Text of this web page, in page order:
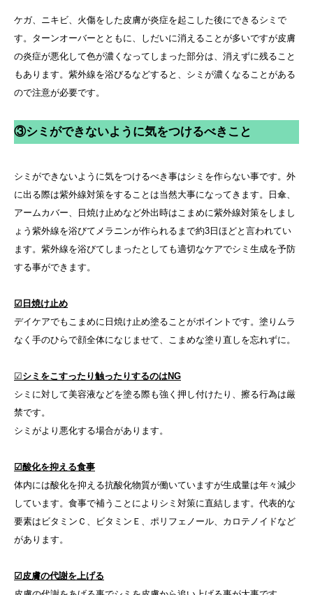
ケガ、ニキビ、火傷をした皮膚が炎症を起こした後にできるシミで
す。ターンオーバーとともに、しだいに消えることが多いですが皮膚
の炎症が悪化して色が濃くなってしまった部分は、消えずに残ること
もあります。紫外線を浴びるなどすると、シミが濃くなることがある
ので注意が必要です。
③シミができないように気をつけるべきこと
シミができないように気をつけるべき事はシミを作らない事です。外
に出る際は紫外線対策をすることは当然大事になってきます。日傘、
アームカバー、日焼け止めなど外出時はこまめに紫外線対策をしまし
ょう紫外線を浴びてメラニンが作られるまで約3日ほどと言われてい
ます。紫外線を浴びてしまったとしても適切なケアでシミ生成を予防
する事ができます。
☑日焼け止め
デイケアでもこまめに日焼け止め塗ることがポイントです。塗りムラ
なく手のひらで顔全体になじませて、こまめな塗り直しを忘れずに。
☑シミをこすったり触ったりするのはNG
シミに対して美容液などを塗る際も強く押し付けたり、擦る行為は厳
禁です。
シミがより悪化する場合があります。
☑酸化を抑える食事
体内には酸化を抑える抗酸化物質が働いていますが生成量は年々減少
しています。食事で補うことによりシミ対策に直結します。代表的な
要素はビタミンＣ、ビタミンＥ、ポリフェノール、カロテノイドなど
があります。
☑皮膚の代謝を上げる